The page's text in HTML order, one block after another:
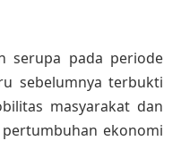
serupa pada periode
sebelumnya terbukti
masyarakat dan
ekonomi